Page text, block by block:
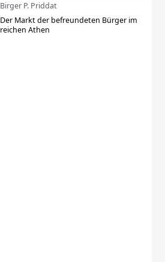
Birger P. Priddat
Der Markt der befreundeten Bürger im
reichen Athen